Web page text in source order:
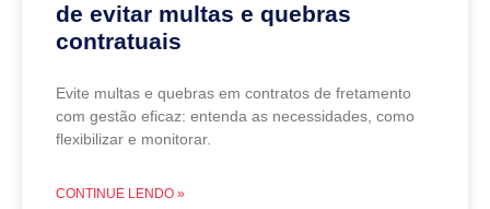
de evitar multas e quebras
contratuais
Evite multas e quebras em contratos de fretamento
com gestão eficaz: entenda as necessidades, como
flexibilizar e monitorar.
CONTINUE LENDO »